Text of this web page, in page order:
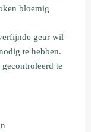
bloemig
geur wil
te hebben.
te